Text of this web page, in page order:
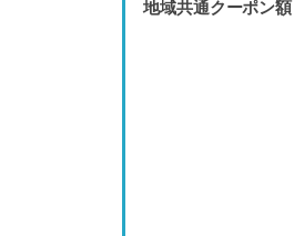
地域共通クーポン額